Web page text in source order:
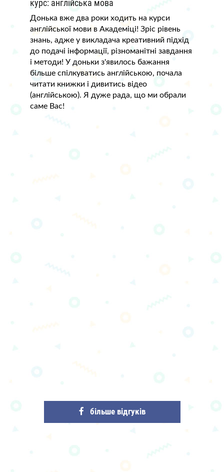
курс: англійська мова
Донька вже два роки ходить на курси
англійської мови в Академіці! Зріс рівень
знань, адже у викладача креативний підхід
до подачі інформації, різноманітні завдання
і методи! У доньки з'явилось бажання
більше спілкуватись англійською, почала
читати книжки і дивитись відео
(англійською). Я дуже рада, що ми обрали
саме Вас!
більше відгуків